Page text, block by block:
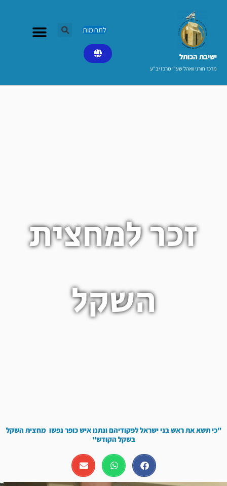
ישיבת הכותל​
מרכז תורני וואהל שע"י מרכז יב"ע
לתרומות
זכר למחצית
השקל
"כי תשא את ראש בני ישראל לפקודיהם ונתנו איש כופר נפשו מחצית השקל
בשקל הקודש"